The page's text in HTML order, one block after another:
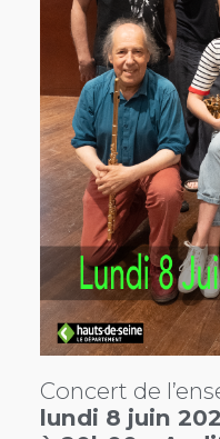
Concert de
lundi 8 juin